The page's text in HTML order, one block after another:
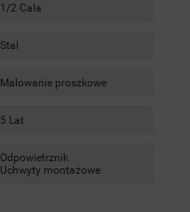
1/2 Cala
Stal
Malowanie proszkowe
5 Lat
Odpowietrznik
Uchwyty montażowe